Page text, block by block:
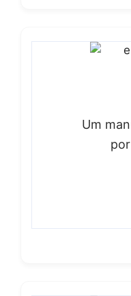
Um